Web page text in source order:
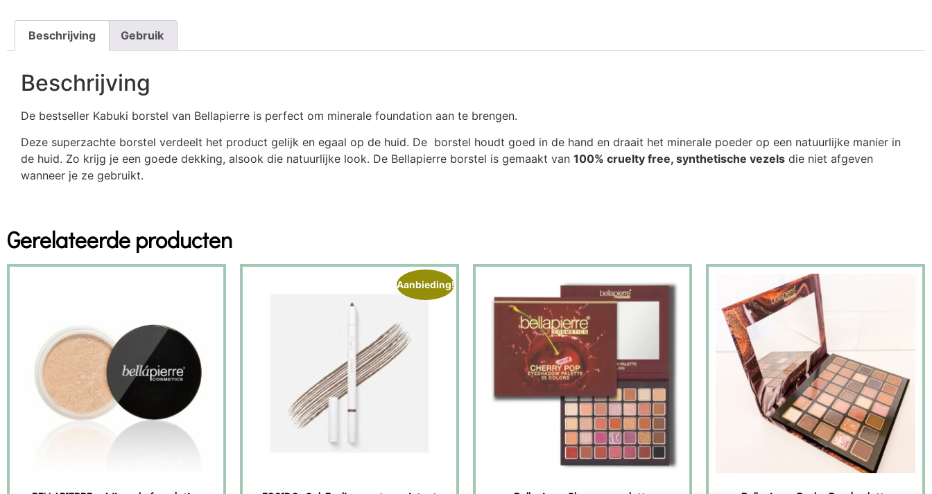
Beschrijving Gebruik
Beschrijving
De bestseller Kabuki borstel van Bellapierre is perfect om minerale foundation aan te brengen.
Deze superzachte borstel verdeelt het product gelijk en egaal op de huid. De borstel houdt goed in de hand en draait het minerale poeder op een natuurlijke manier in
de huid. Zo krijg je een goede dekking, alsook die natuurlijke look. De Bellapierre borstel is gemaakt van 100% cruelty free, synthetische vezels die niet afgeven
wanneer je ze gebruikt.
Gerelateerde producten
Aanbieding!